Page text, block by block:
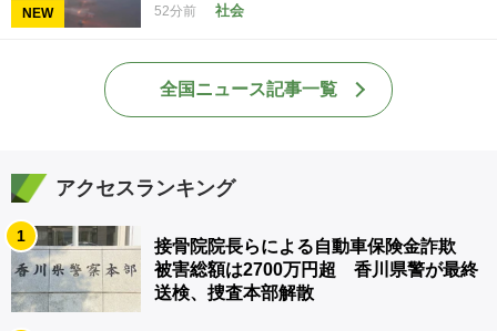
NEW 52分前 社会
全国ニュース記事一覧
アクセスランキング
1
接骨院院長らによる自動車保険金詐欺
被害総額は2700万円超 香川県警が最終
送検、捜査本部解散